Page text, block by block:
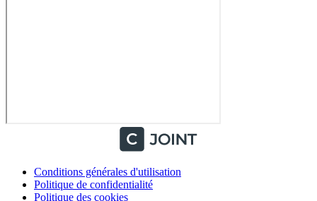
Conditions générales d'utilisation
Politique de confidentialité
Politique des cookies